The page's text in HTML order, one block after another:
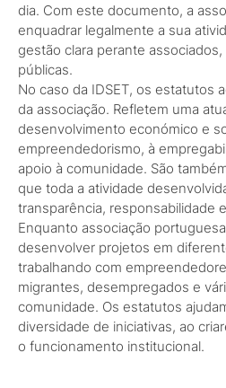
dia. Com este documento, a
enquadrar legalmente a sua
gestão clara perante
públicas.
No caso da IDSET, os estatutos
da associação. Refletem uma
desenvolvimento económico e
empreendedorismo, à
apoio à comunidade. São
que toda a atividade
transparência, responsabilidade
Enquanto associação
desenvolver projetos em
trabalhando com
migrantes, desempregados e
comunidade. Os estatutos
diversidade de iniciativas, ao
o funcionamento institucional.